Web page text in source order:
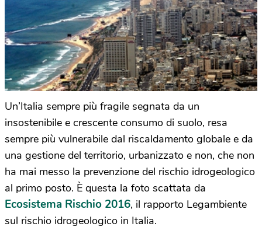
Un’Italia sempre più fragile segnata da un
insostenibile e crescente consumo di suolo, resa
sempre più vulnerabile dal riscaldamento globale e da
una gestione del territorio, urbanizzato e non, che non
ha mai messo la prevenzione del rischio idrogeologico
al primo posto. È questa la foto scattata da
Ecosistema Rischio 2016, il rapporto Legambiente
sul rischio idrogeologico in Italia.